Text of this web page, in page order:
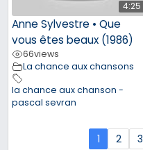
4:25
Anne Sylvestre • Que
vous êtes beaux (1986)
66views
La chance aux chansons
la chance aux chanson -
pascal sevran
1 2 3